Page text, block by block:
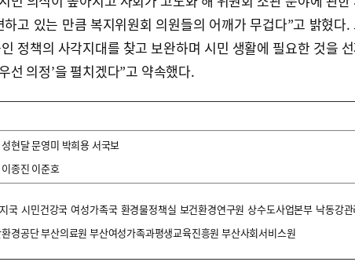
고 있는 만큼 복지위원회 의원들의 어깨가 무겁다”고 밝혔다.
정책의 사각지대를 찾고 보완하며 시민 생활에 필요한 것을
선 의정’을 펼치겠다”고 약속했다.
현달 문영미 박희용 서국보
종진 이준호
국 시민건강국 여성가족국 환경물정책실 보건환경연구원 상수도사업본부 낙동강
경공단 부산의료원 부산여성가족과평생교육진흥원 부산사회서비스원